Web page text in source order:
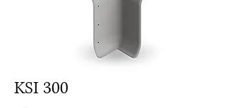
KSI 300